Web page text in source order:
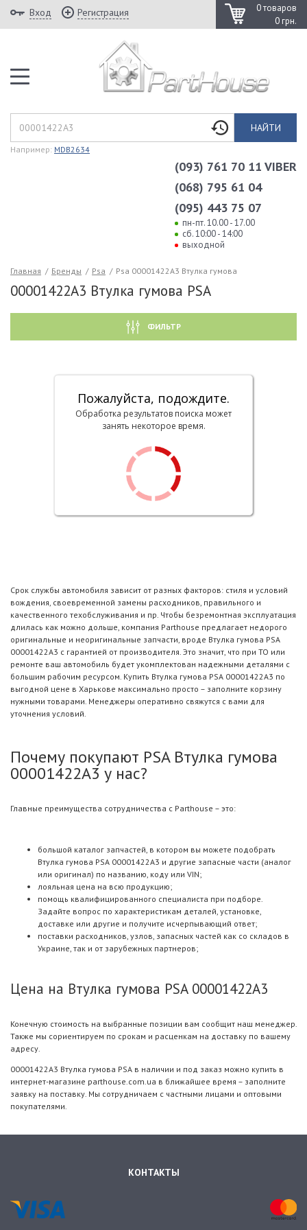
0 товаров
0 грн.
Вход Регистрация
НАЙТИ
Например: MDB2634
(093) 761 70 11 VIBER
(068) 795 61 04
(095) 443 75 07
пн-пт. 10.00 - 17.00
сб. 10:00 - 14:00
выходной
Главная / Бренды / Psa / Psa 00001422A3 Втулка гумова
00001422A3 Втулка гумова PSA
ФИЛЬТР
Пожалуйста, подождите.
Обработка результатов поиска может
занять некоторое время.
Срок службы автомобиля зависит от разных факторов: стиля и условий
вождения, своевременной замены расходников, правильного и
качественного техобслуживания и пр. Чтобы безремонтная эксплуатация
длилась как можно дольше, компания Parthouse предлагает недорого
оригинальные и неоригинальные запчасти, вроде Втулка гумова PSA
00001422A3 с гарантией от производителя. Это значит, что при ТО или
ремонте ваш автомобиль будет укомплектован надежными деталями с
большим рабочим ресурсом. Купить Втулка гумова PSA 00001422A3 по
выгодной цене в Харькове максимально просто – заполните корзину
нужными товарами. Менеджеры оперативно свяжутся с вами для
уточнения условий.
Почему покупают PSA Втулка гумова
00001422A3 у нас?
Главные преимущества сотрудничества с Parthouse – это:
большой каталог запчастей, в котором вы можете подобрать
Втулка гумова PSA 00001422A3 и другие запасные части (аналог
или оригинал) по названию, коду или VIN;
лояльная цена на всю продукцию;
помощь квалифицированного специалиста при подборе.
Задайте вопрос по характеристикам деталей, установке,
доставке или другие и получите исчерпывающий ответ;
поставки расходников, узлов, запасных частей как со складов в
Украине, так и от зарубежных партнеров;
Цена на Втулка гумова PSA 00001422A3
Конечную стоимость на выбранные позиции вам сообщит наш менеджер.
Также мы сориентируем по срокам и расценкам на доставку по вашему
адресу.
00001422A3 Втулка гумова PSA в наличии и под заказ можно купить в
интернет-магазине parthouse.com.ua в ближайшее время – заполните
заявку на поставку. Мы сотрудничаем с частными лицами и оптовыми
покупателями.
КОНТАКТЫ